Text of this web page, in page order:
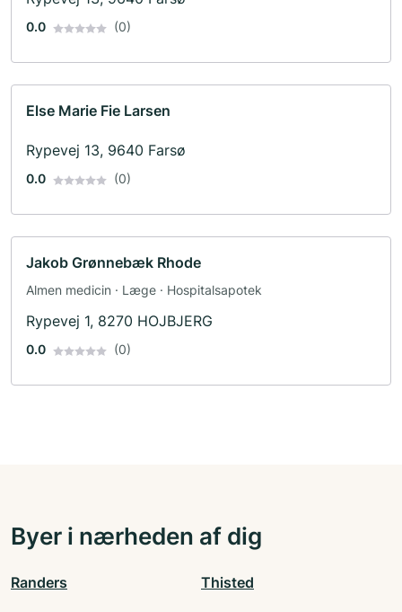
0.0 (0)
Else Marie Fie Larsen
Rypevej 13, 9640 Farsø
0.0 (0)
Jakob Grønnebæk Rhode
Almen medicin · Læge · Hospitalsapotek
Rypevej 1, 8270 HOJBJERG
0.0 (0)
Byer i nærheden af dig
Randers Thisted